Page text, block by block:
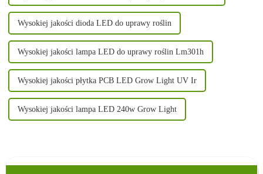
Wysokiej jakości dioda LED do uprawy roślin
Wysokiej jakości lampa LED do uprawy roślin Lm301h
Wysokiej jakości płytka PCB LED Grow Light UV Ir
Wysokiej jakości lampa LED 240w Grow Light